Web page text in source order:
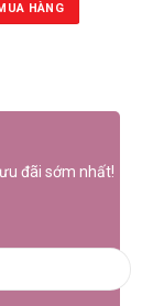
HÀNG
đãi sớm nhất!